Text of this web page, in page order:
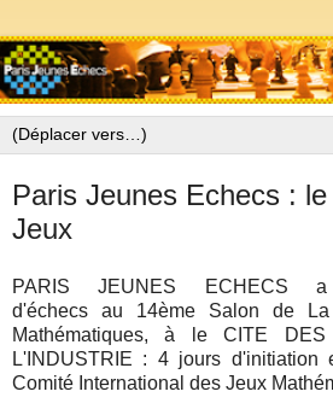
Paris Jeunes Echecs :
Jeux
PARIS JEUNES ECHECS
d'échecs au 14ème Salon de
Mathématiques, à le CITE
L'INDUSTRIE : 4 jours d'initiation
Comité International des Jeux